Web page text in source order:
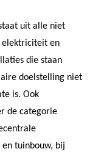
uit alle niet
elektriciteit en
die staan
doelstelling niet
is. Ook
de categorie
tuinbouw, bij